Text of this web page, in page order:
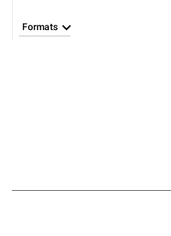
Formats